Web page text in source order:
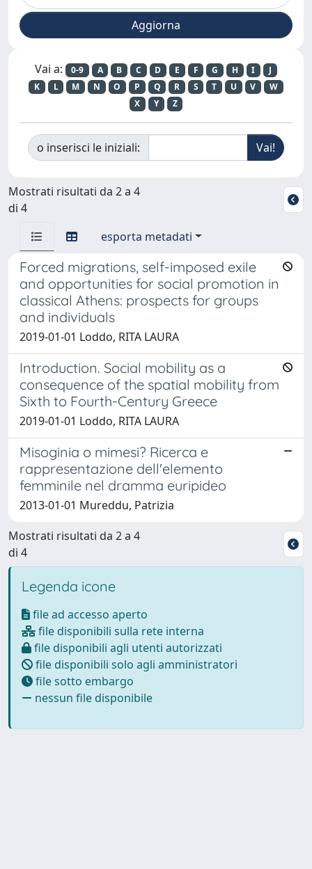
Vai a: 0-9 A B C D E F G H I
J
K
L M N O P Q R S T U V
W
X
Y Z
o inserisci le iniziali:
Mostrati risultati da 2 a 4
di 4
esporta metadati
Forced migrations, self-imposed exile
and opportunities for social promotion in
classical Athens: prospects for groups
and individuals
2019-01-01 Loddo, RITA LAURA
Introduction. Social mobility as a
consequence of the spatial mobility from
Sixth to Fourth-Century Greece
2019-01-01 Loddo, RITA LAURA
Misoginia o mimesi? Ricerca e
rappresentazione dell'elemento
femminile nel dramma euripideo
2013-01-01 Mureddu, Patrizia
Mostrati risultati da 2 a 4
di 4
Legenda icone
file ad accesso aperto
file disponibili sulla rete interna
file disponibili agli utenti autorizzati
file disponibili solo agli amministratori
file sotto embargo
nessun file disponibile